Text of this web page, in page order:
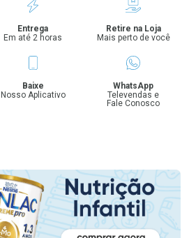
Entrega
Em até 2 horas
Retire na Loja
Mais perto de você
Baixe
Nosso Aplicativo
WhatsApp
Televendas e
Fale Conosco